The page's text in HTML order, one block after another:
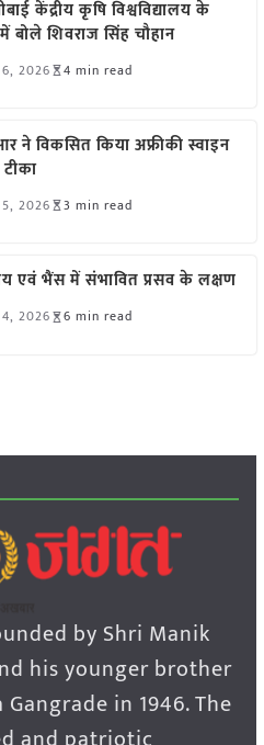
केंद्रीय कृषि विश्वविद्यालय के
बोले शिवराज सिंह चौहान
2026 4 min read
ने विकसित किया अफ्रीकी स्वाइन
2026 3 min read
एवं भैंस में संभावित प्रसव के लक्षण
2026 6 min read
by Shri Manik
his younger brother
in 1946. The